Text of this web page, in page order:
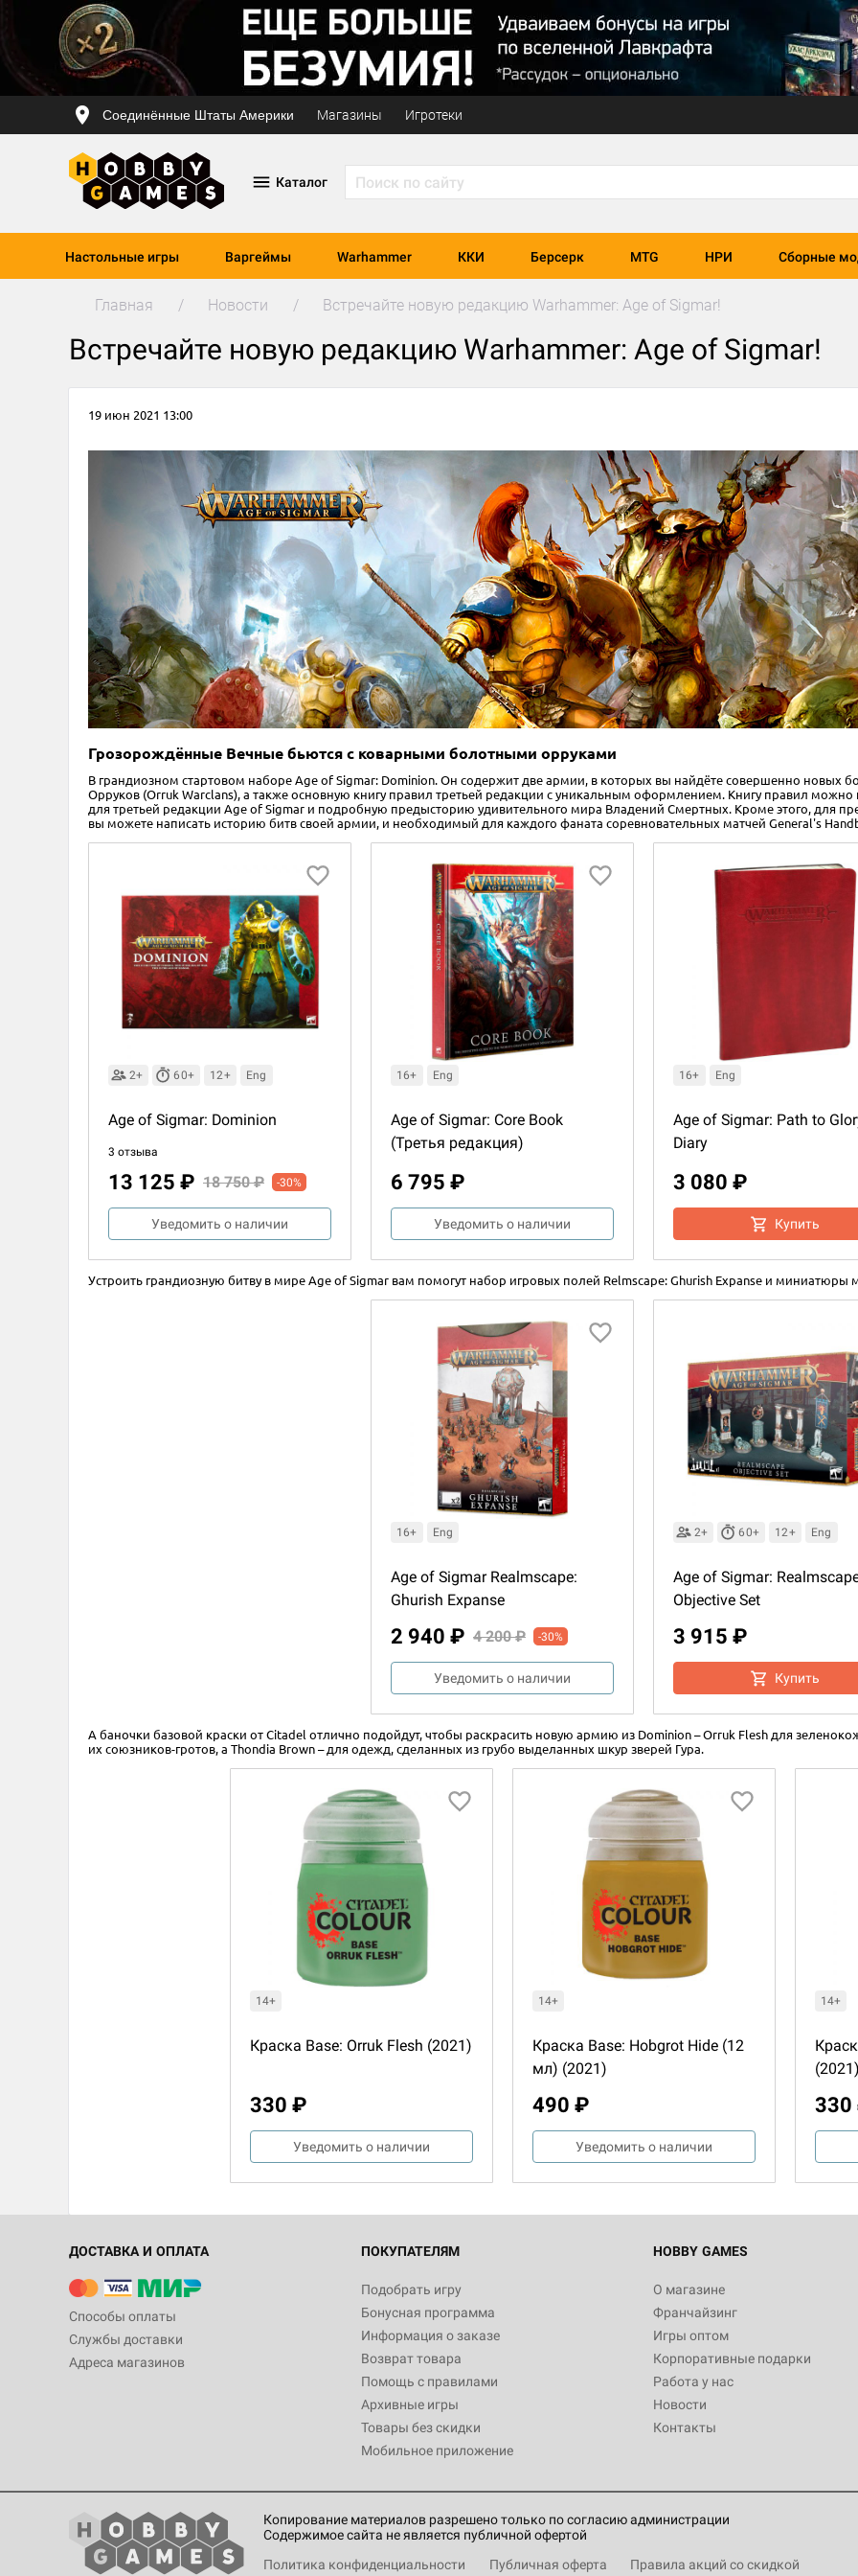
Соединённые Штаты Америки Магазины Игротеки
Каталог
Настольные игры Варгеймы Warhammer ККИ Берсерк MTG НРИ Сборные
Главная Новости Встречайте новую редакцию Warhammer: Age of Sigmar!
Встречайте новую редакцию Warhammer: Age of Sigmar!
19 июн 2021 13:00
Грозорождённые Вечные бьются с коварными болотными орруками
В грандиозном стартовом наборе Age of Sigmar: Dominion. Он содержит две армии, в которых вы найдёте совершенно
Орруков (Orruk Warclans), а также основную книгу правил третьей редакции с уникальным оформлением. Книгу правил можно
для третьей редакции Age of Sigmar и подробную предысторию удивительного мира Владений Смертных. Кроме этого, для
вы можете написать историю битв своей армии, и необходимый для каждого фаната соревновательных матчей General's
2+ 60+ 12+ Eng
Age of Sigmar: Dominion
3 отзыва
13 125 ₽ 18 750 ₽ -30%
Уведомить о наличии
16+ Eng
Age of Sigmar: Core Book
(Третья редакция)
6 795 ₽
Уведомить о наличии
16+ Eng
Age of Sigmar: Path to
Diary
3 080 ₽
Купить
Устроить грандиозную битву в мире Age of Sigmar вам помогут набор игровых полей Relmscape: Ghurish Expanse и миниатюры
16+ Eng
Age of Sigmar Realmscape:
Ghurish Expanse
2 940 ₽ 4 200 ₽ -30%
Уведомить о наличии
2+ 60+ 12+ Eng
Age of Sigmar:
Objective Set
3 915 ₽
Купить
А баночки базовой краски от Citadel отлично подойдут, чтобы раскрасить новую армию из Dominion – Orruk Flesh для
их союзников-гротов, а Thondia Brown – для одежд, сделанных из грубо выделанных шкур зверей Гура.
14+
Краска Base: Orruk Flesh (2021)
330 ₽
Уведомить о наличии
14+
Краска Base: Hobgrot Hide (12
мл) (2021)
490 ₽
Уведомить о наличии
14+
330
ДОСТАВКА И ОПЛАТА
Способы оплаты
Службы доставки
Адреса магазинов
ПОКУПАТЕЛЯМ
Подобрать игру
Бонусная программа
Информация о заказе
Возврат товара
Помощь с правилами
Архивные игры
Товары без скидки
Мобильное приложение
HOBBY GAMES
О магазине
Франчайзинг
Игры оптом
Корпоративные подарки
Работа у нас
Новости
Контакты
Копирование материалов разрешено только по согласию администрации
Содержимое сайта не является публичной офертой
Политика конфиденциальности
Публичная оферта Правила акций со скидкой